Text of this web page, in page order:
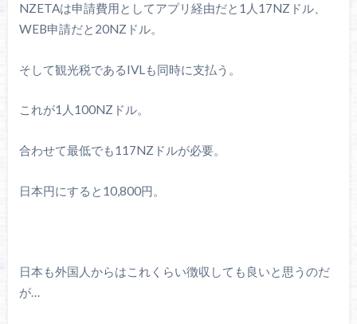
NZETAは申請費用としてアプリ経由だと1人17NZドル、
WEB申請だと20NZドル。
そして観光税であるIVLも同時に支払う。
これが1人100NZドル。
合わせて最低でも117NZドルが必要。
日本円にすると10,800円。
日本も外国人からはこれくらい徴収しても良いと思うのだ
が…